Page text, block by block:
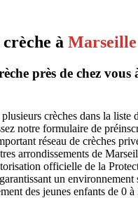
à Marseille
près de chez vous
crèches dans la liste
notre formulaire de
réseau de crèches
arrondissements de
officielle de la
un environnement
des jeunes enfants de 0 à